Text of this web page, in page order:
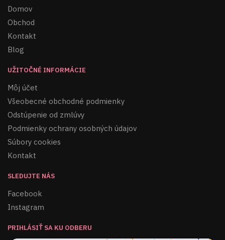
Domov
Obchod
Kontakt
Blog
UŽITOČNÉ INFORMÁCIE
Môj účet
Všeobecné obchodné podmienky
Odstúpenie od zmlúvy
Podmienky ochrany osobných údajov
Súbory cookies
Kontakt
SLEDUJTE NÁS
Facebook
Instagram
PRIHLÁSIŤ SA KU ODBERU